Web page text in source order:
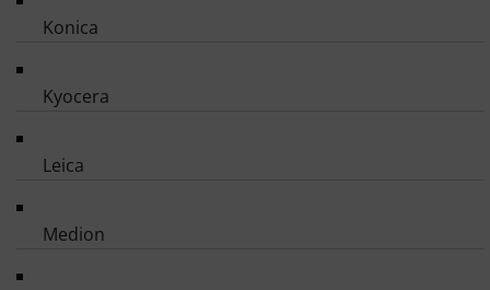
Konica
Kyocera
Leica
Medion